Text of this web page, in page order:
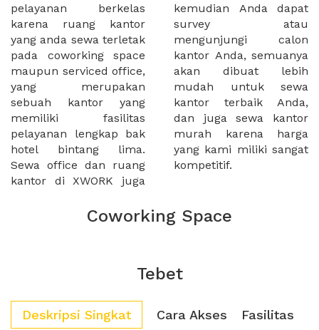
pelayanan berkelas
karena ruang kantor
yang anda sewa terletak
pada coworking space
maupun serviced office,
yang merupakan
sebuah kantor yang
memiliki fasilitas
pelayanan lengkap bak
hotel bintang lima.
Sewa office dan ruang
kantor di XWORK juga
kemudian Anda dapat
survey atau
mengunjungi calon
kantor Anda, semuanya
akan dibuat lebih
mudah untuk sewa
kantor terbaik Anda,
dan juga sewa kantor
murah karena harga
yang kami miliki sangat
kompetitif.
Coworking Space
Tebet
Deskripsi Singkat Cara Akses Fasilitas